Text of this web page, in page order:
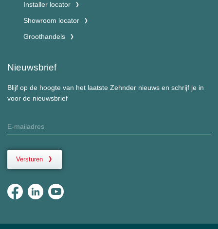
Installer locator
Showroom locator
Groothandels
Nieuwsbrief
Blijf op de hoogte van het laatste Zehnder nieuws en schrijf je in
voor de nieuwsbrief
Versturen